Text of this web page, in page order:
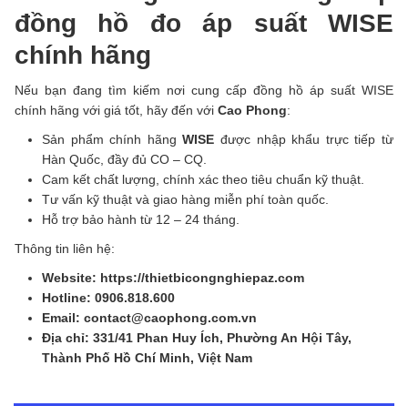
đồng hồ đo áp suất WISE
chính hãng
Nếu bạn đang tìm kiếm nơi cung cấp đồng hồ áp suất WISE
chính hãng với giá tốt, hãy đến với Cao Phong:
Sản phẩm chính hãngWISE được nhập khẩu trực tiếp từ
Hàn Quốc, đầy đủ CO – CQ.
Cam kết chất lượng, chính xác theo tiêu chuẩn kỹ thuật.
Tư vấn kỹ thuật và giao hàng miễn phí toàn quốc.
Hỗ trợ bảo hành từ 12 – 24 tháng.
Thông tin liên hệ:
Website: https://thietbicongnghiepaz.com
Hotline: 0906.818.600
Email: contact@caophong.com.vn
Địa chỉ: 331/41 Phan Huy Ích, Phường An Hội Tây,
Thành Phố Hồ Chí Minh, Việt Nam